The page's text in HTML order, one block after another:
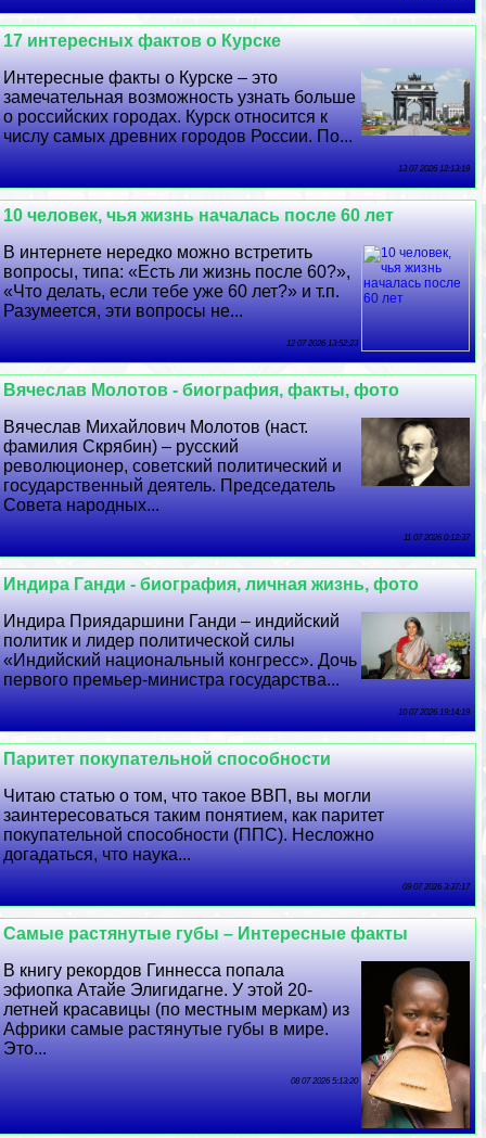
17 интересных фактов о Курске
Интересные факты о Курске – это
замечательная возможность узнать больше
о российских городах. Курск относится к
числу самых древних городов России. По...
13 07 2026 12:13:19
10 человек, чья жизнь началась после 60 лет
В интернете нередко можно встретить
вопросы, типа: «Есть ли жизнь после 60?»,
«Что делать, если тебе уже 60 лет?» и т.п.
Разумеется, эти вопросы не...
12 07 2026 13:52:23
Вячеслав Молотов - биография, факты, фото
Вячеслав Михайлович Молотов (наст.
фамилия Скрябин) – русский
революционер, советский политический и
государственный деятель. Председатель
Совета народных...
11 07 2026 0:12:37
Индира Ганди - биография, личная жизнь, фото
Индира Приядаршини Ганди – индийский
политик и лидер политической силы
«Индийский национальный конгресс». Дочь
первого премьер-министра государства...
10 07 2026 19:14:19
Паритет покупательной способности
Читаю статью о том, что такое ВВП, вы могли
заинтересоваться таким понятием, как паритет
покупательной способности (ППС). Несложно
догадаться, что наука...
09 07 2026 3:37:17
Самые растянутые губы – Интересные факты
В книгу рекордов Гиннесса попала
эфиопка Атайе Элигидагне. У этой 20-
летней красавицы (по местным меркам) из
Африки самые растянутые губы в мире.
Это...
08 07 2026 5:13:20